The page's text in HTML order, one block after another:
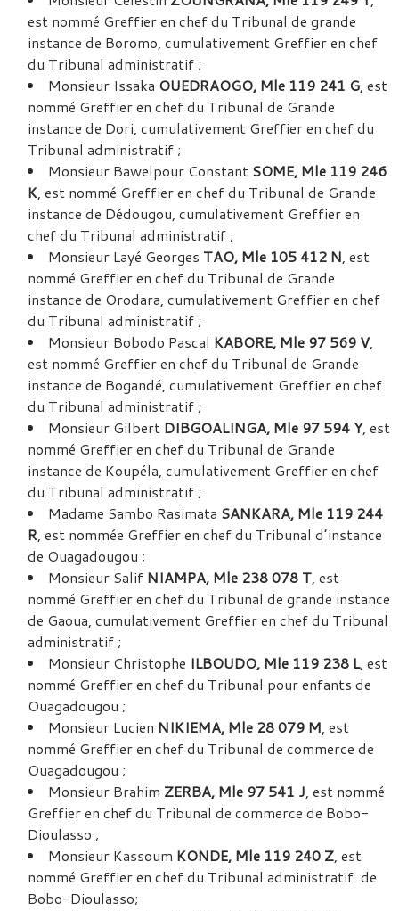
est nommé Greffier en chef du Tribunal de grande
instance de Boromo, cumulativement Greffier en chef
du Tribunal administratif ;
Monsieur Issaka OUEDRAOGO, Mle 119 241 G, est
nommé Greffier en chef du Tribunal de Grande
instance de Dori, cumulativement Greffier en chef du
Tribunal administratif ;
Monsieur Bawelpour Constant SOME, Mle 119 246
K, est nommé Greffier en chef du Tribunal de Grande
instance de Dédougou, cumulativement Greffier en
chef du Tribunal administratif ;
Monsieur Layé Georges TAO, Mle 105 412 N, est
nommé Greffier en chef du Tribunal de Grande
instance de Orodara, cumulativement Greffier en chef
du Tribunal administratif ;
Monsieur Bobodo Pascal KABORE, Mle 97 569 V,
est nommé Greffier en chef du Tribunal de Grande
instance de Bogandé, cumulativement Greffier en chef
du Tribunal administratif ;
Monsieur Gilbert DIBGOALINGA, Mle 97 594 Y, est
nommé Greffier en chef du Tribunal de Grande
instance de Koupéla, cumulativement Greffier en chef
du Tribunal administratif ;
Madame Sambo Rasimata SANKARA, Mle 119 244
R, est nommée Greffier en chef du Tribunal d’instance
de Ouagadougou ;
Monsieur Salif NIAMPA, Mle 238 078 T, est
nommé Greffier en chef du Tribunal de grande instance
de Gaoua, cumulativement Greffier en chef du Tribunal
administratif ;
Monsieur Christophe ILBOUDO, Mle 119 238 L, est
nommé Greffier en chef du Tribunal pour enfants de
Ouagadougou ;
Monsieur Lucien NIKIEMA, Mle 28 079 M, est
nommé Greffier en chef du Tribunal de commerce de
Ouagadougou ;
Monsieur Brahim ZERBA, Mle 97 541 J, est nommé
Greffier en chef du Tribunal de commerce de Bobo-
Dioulasso ;
Monsieur Kassoum KONDE, Mle 119 240 Z, est
nommé Greffier en chef du Tribunal administratif de
Bobo-Dioulasso;